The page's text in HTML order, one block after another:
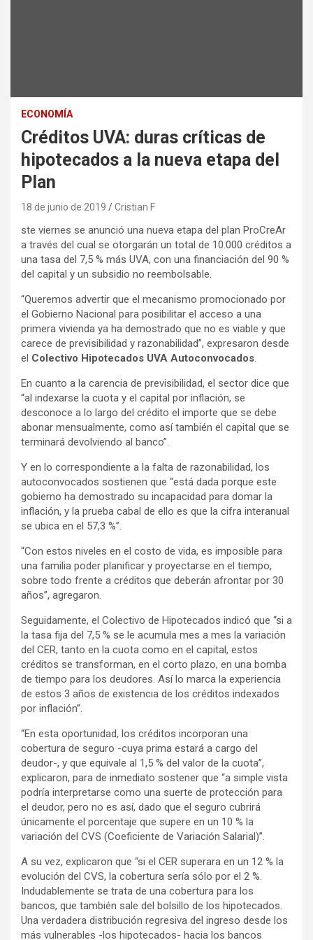
ECONOMÍA
Créditos UVA: duras críticas de
hipotecados a la nueva etapa del
Plan
18 de junio de 2019 Cristian F
ste viernes se anunció una nueva etapa del plan ProCreAr
a través del cual se otorgarán un total de 10.000 créditos a
una tasa del 7,5 % más UVA, con una financiación del 90 %
del capital y un subsidio no reembolsable.
“Queremos advertir que el mecanismo promocionado por
el Gobierno Nacional para posibilitar el acceso a una
primera vivienda ya ha demostrado que no es viable y que
carece de previsibilidad y razonabilidad”, expresaron desde
el Colectivo Hipotecados UVA Autoconvocados.
En cuanto a la carencia de previsibilidad, el sector dice que
“al indexarse la cuota y el capital por inflación, se
desconoce a lo largo del crédito el importe que se debe
abonar mensualmente, como así también el capital que se
terminará devolviendo al banco”.
Y en lo correspondiente a la falta de razonabilidad, los
autoconvocados sostienen que “está dada porque este
gobierno ha demostrado su incapacidad para domar la
inflación, y la prueba cabal de ello es que la cifra interanual
se ubica en el 57,3 %”.
“Con estos niveles en el costo de vida, es imposible para
una familia poder planificar y proyectarse en el tiempo,
sobre todo frente a créditos que deberán afrontar por 30
años”, agregaron.
Seguidamente, el Colectivo de Hipotecados indicó que “si a
la tasa fija del 7,5 % se le acumula mes a mes la variación
del CER, tanto en la cuota como en el capital, estos
créditos se transforman, en el corto plazo, en una bomba
de tiempo para los deudores. Así lo marca la experiencia
de estos 3 años de existencia de los créditos indexados
por inflación”.
“En esta oportunidad, los créditos incorporan una
cobertura de seguro -cuya prima estará a cargo del
deudor-, y que equivale al 1,5 % del valor de la cuota”,
explicaron, para de inmediato sostener que “a simple vista
podría interpretarse como una suerte de protección para
el deudor, pero no es así, dado que el seguro cubrirá
únicamente el porcentaje que supere en un 10 % la
variación del CVS (Coeficiente de Variación Salarial)”.
A su vez, explicaron que “si el CER superara en un 12 % la
evolución del CVS, la cobertura sería sólo por el 2 %.
Indudablemente se trata de una cobertura para los
bancos, que también sale del bolsillo de los hipotecados.
Una verdadera distribución regresiva del ingreso desde los
más vulnerables -los hipotecados- hacia los bancos